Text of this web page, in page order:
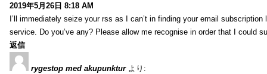
2019年5月26日 8:18 AM
I’ll immediately seize your rss as I can’t in finding your email subscription
service. Do you’ve any? Please allow me recognise in order that I could
返信
rygestop med akupunktur より: